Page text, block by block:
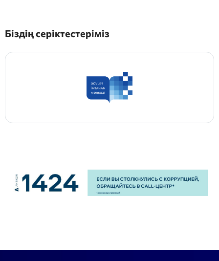
Біздің серіктестеріміз